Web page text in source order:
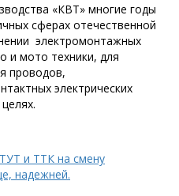
«КВТ» многие годы
сферах отечественной
электромонтажных
и мото техники, для
проводов,
электрических
и ТТК на смену
надежней.